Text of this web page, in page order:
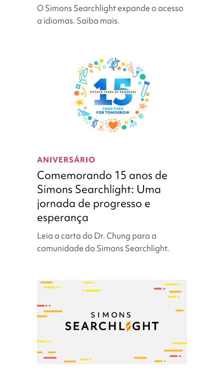
alemão,
italiano
O Simons Searchlight expande o acesso
a idiomas. Saiba mais.
anos
de
Simons
Searchlight:
Uma
jornada
de
progresso
ANIVERSÁRIO
Comemorando 15 anos de
Simons Searchlight: Uma
jornada de progresso e
esperança
Leia a carta do Dr. Chung para a
comunidade do Simons Searchlight.